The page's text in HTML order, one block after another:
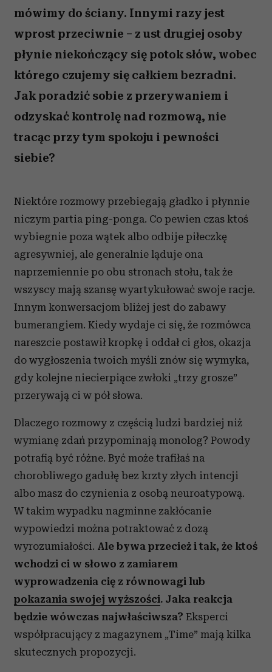
mówimy do ściany. Innymi razy jest
wprost przeciwnie – z ust drugiej osoby
płynie niekończący się potok słów, wobec
którego czujemy się całkiem bezradni.
Jak poradzić sobie z przerywaniem i
odzyskać kontrolę nad rozmową, nie
tracąc przy tym spokoju i pewności
siebie?
Niektóre rozmowy przebiegają gładko i płynnie
niczym partia ping-ponga. Co pewien czas ktoś
wybiegnie poza wątek albo odbije piłeczkę
agresywniej, ale generalnie ląduje ona
naprzemiennie po obu stronach stołu, tak że
wszyscy mają szansę wyartykułować swoje racje.
Innym konwersacjom bliżej jest do zabawy
bumerangiem. Kiedy wydaje ci się, że rozmówca
nareszcie postawił kropkę i oddał ci głos, okazja
do wygłoszenia twoich myśli znów się wymyka,
gdy kolejne niecierpiące zwłoki „trzy grosze”
przerywają ci w pół słowa.
Dlaczego rozmowy z częścią ludzi bardziej niż
wymianę zdań przypominają monolog? Powody
potrafią być różne. Być może trafiłaś na
chorobliwego gadułę bez krzty złych intencji
albo masz do czynienia z osobą neuroatypową.
W takim wypadku nagminne zakłócanie
wypowiedzi można potraktować z dozą
wyrozumiałości. Ale bywa przecież i tak, że ktoś
wchodzi ci w słowo z zamiarem
wyprowadzenia cię z równowagi lub
pokazania swojej wyższości. Jaka reakcja
będzie wówczas najwłaściwsza? Eksperci
współpracujący z magazynem „Time” mają kilka
skutecznych propozycji.